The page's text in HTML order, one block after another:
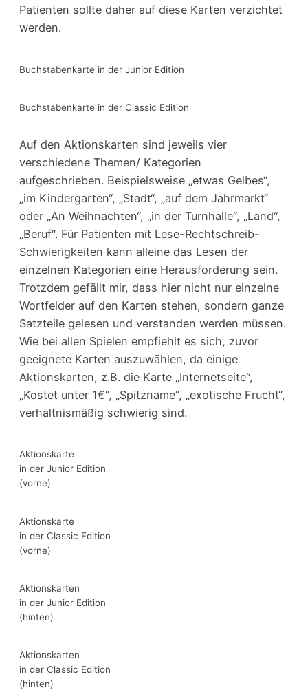
Patienten sollte daher auf diese Karten verzichtet
werden.
Buchstabenkarte in der Junior Edition
Buchstabenkarte in der Classic Edition
Auf den Aktionskarten sind jeweils vier
verschiedene Themen/ Kategorien
aufgeschrieben. Beispielsweise „etwas Gelbes“,
„im Kindergarten“, „Stadt“, „auf dem Jahrmarkt“
oder „An Weihnachten“, „in der Turnhalle“, „Land“,
„Beruf“. Für Patienten mit Lese-Rechtschreib-
Schwierigkeiten kann alleine das Lesen der
einzelnen Kategorien eine Herausforderung sein.
Trotzdem gefällt mir, dass hier nicht nur einzelne
Wortfelder auf den Karten stehen, sondern ganze
Satzteile gelesen und verstanden werden müssen.
Wie bei allen Spielen empfiehlt es sich, zuvor
geeignete Karten auszuwählen, da einige
Aktionskarten, z.B. die Karte „Internetseite“,
„Kostet unter 1€“, „Spitzname“, „exotische Frucht“,
verhältnismäßig schwierig sind.
Aktionskarte
in der Junior Edition
(vorne)
Aktionskarte
in der Classic Edition
(vorne)
Aktionskarten
in der Junior Edition
(hinten)
Aktionskarten
in der Classic Edition
(hinten)